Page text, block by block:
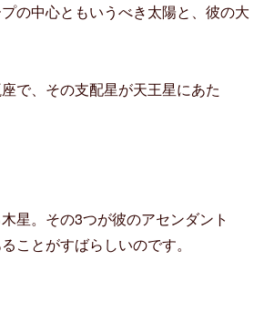
の中心ともいうべき太陽と、彼の大
で、その支配星が天王星にあた
星。その3つが彼のアセンダント
ことがすばらしいのです。